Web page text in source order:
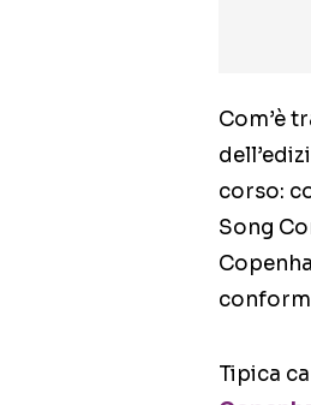
Com’è
corso:
Song
Tipica